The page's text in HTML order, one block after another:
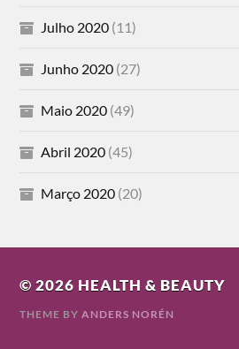
Julho 2020 (11)
Junho 2020 (27)
Maio 2020 (49)
Abril 2020 (45)
Março 2020 (20)
© 2026 HEALTH & BEAUTY
THEME BYANDERS NORÉN